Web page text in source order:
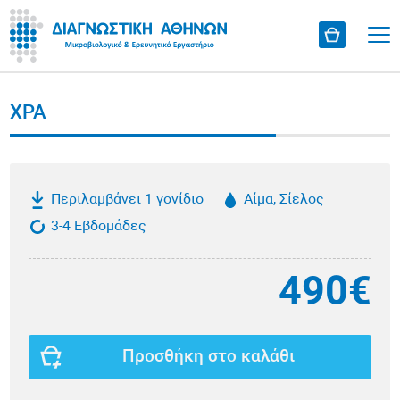
XPA
Περιλαμβάνει 1 γονίδιο
Αίμα, Σίελος
3-4 Εβδομάδες
490€
Προσθήκη στο καλάθι